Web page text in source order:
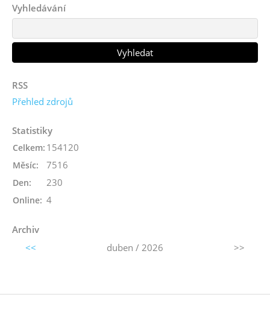
Vyhledávání
RSS
Přehled zdrojů
Statistiky
Online: 4
Celkem: 154120
Měsíc: 7516
Den: 230
Archiv
<<
duben / 2026 >>